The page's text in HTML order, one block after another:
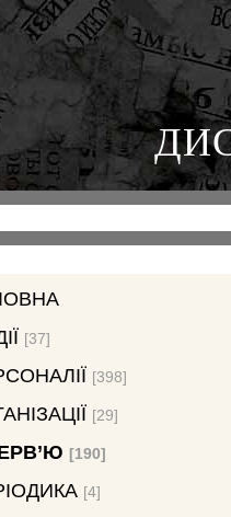
[37]
[398]
[29]
[190]
[4]